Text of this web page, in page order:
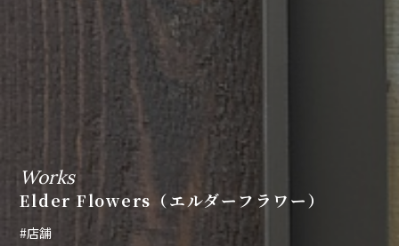
Works
Elder Flowers（エルダーフラワー）
#店舗